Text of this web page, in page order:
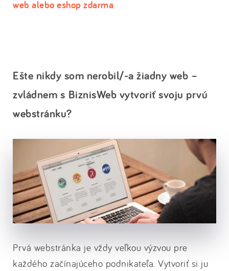
web alebo eshop zdarma.
Ešte nikdy som nerobil/-a žiadny web –
zvládnem s BiznisWeb vytvoriť svoju prvú
webstránku?
Prvá webstránka je vždy veľkou výzvou pre
každého začínajúceho podnikateľa. Vytvoriť si ju